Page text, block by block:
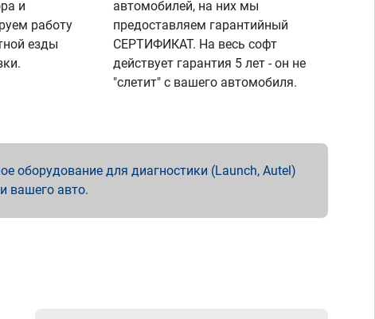
и
работу
езды
автомобилей, на них мы
предоставляем гарантийный
СЕРТИФИКАТ. На весь софт
действует гарантия 5 лет - он не
"слетит" с вашего автомобиля.
оборудование для диагностики (Launch, Autel)
вашего авто.